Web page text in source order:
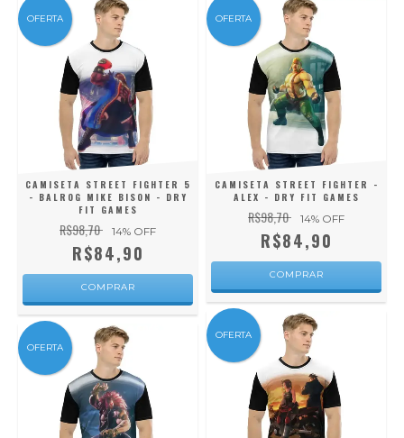
OFERTA
CAMISETA STREET FIGHTER 5
- BALROG MIKE BISON - DRY
FIT GAMES
R$98,70 14% OFF
R$84,90
COMPRAR
OFERTA
CAMISETA STREET FIGHTER -
ALEX - DRY FIT GAMES
R$98,70 14% OFF
R$84,90
COMPRAR
OFERTA
OFERTA